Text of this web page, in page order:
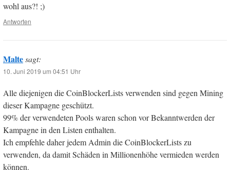
wohl aus?! ;)
Antworten
Maltesagt:
10. Juni 2019 um 04:51 Uhr
Alle diejenigen die CoinBlockerLists verwenden sind gegen Mining
dieser Kampagne geschützt.
99% der verwendeten Pools waren schon vor Bekanntwerden der
Kampagne in den Listen enthalten.
Ich empfehle daher jedem Admin die CoinBlockerLists zu
verwenden, da damit Schäden in Millionenhöhe vermieden werden
können.